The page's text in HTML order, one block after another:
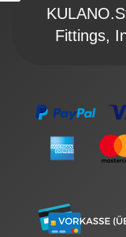
Fittings,